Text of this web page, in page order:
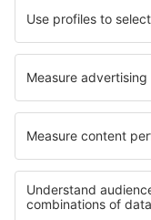
Hoteluri în Montaña Alta
Hoteluri în Harleyville
Cele mai bune
Hoteluri în Ungaria
Hoteluri in Northern
Hoteluri in Central